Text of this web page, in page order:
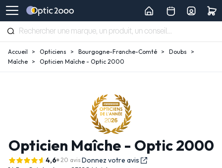
Accueil Opticiens Bourgogne-Franche-Comté
Doubs
Maîche
Opticien Maîche - Optic 2000
Opticien Maîche - Optic 2000
4,6 20 avis Donnez votre avis